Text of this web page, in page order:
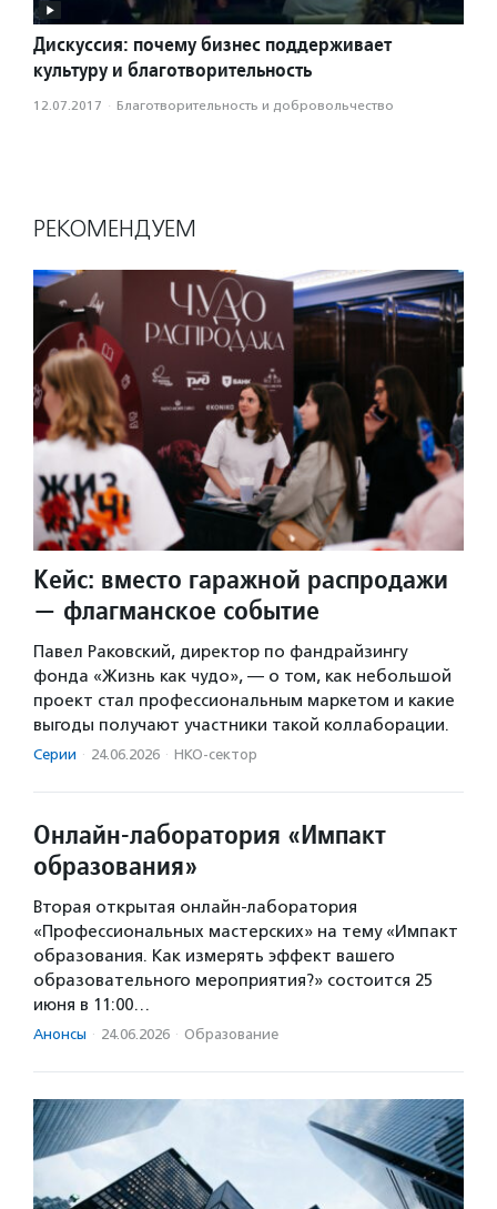
Дискуссия: почему бизнес поддерживает
культуру и благотворительность
12.07.2017 · Благотвори­тель­ность и доброволь­чест­во
РЕКОМЕНДУЕМ
Кейс: вместо гаражной распродажи
— флагманское событие
Павел Раковский, директор по фандрайзингу
фонда «Жизнь как чудо», — о том, как небольшой
проект стал профессиональным маркетом и какие
выгоды получают участники такой коллаборации.
Серии · 24.06.2026 · НКО-сектор
Онлайн-лаборатория «Импакт
образования»
Вторая открытая онлайн-лаборатория
«Профессиональных мастерских» на тему «Импакт
образования. Как измерять эффект вашего
образовательного мероприятия?» состоится 25
июня в 11:00…
Анонсы · 24.06.2026 · Образование